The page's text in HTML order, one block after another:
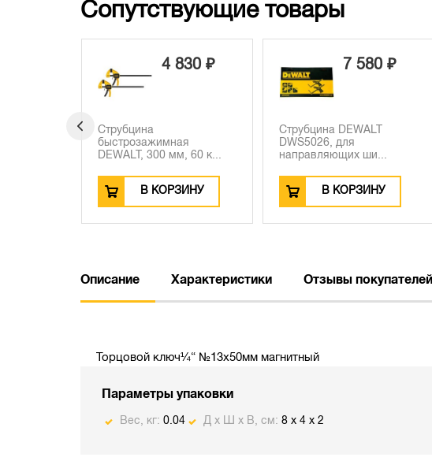
Сопутствующие товары
4 830 ₽
Струбцина
быстрозажимная
DEWALT, 300 мм, 60 к...
В КОРЗИНУ
7 580 ₽
Струбцина DEWALT
DWS5026, для
направляющих ши...
В КОРЗИНУ
Описание Характеристики Отзывы покупателей
Торцовой ключ¼“ №13х50мм магнитный
Параметры упаковки
Вес, кг: 0.04 Д х Ш х В, см: 8 x 4 x 2